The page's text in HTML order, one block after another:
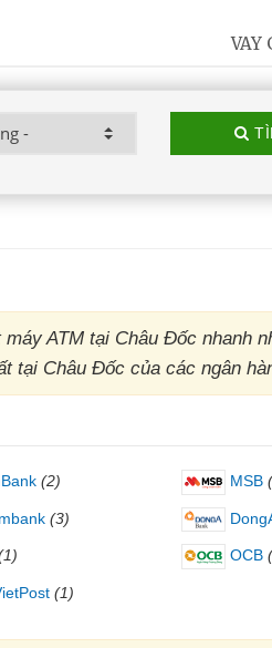
ATM tại Châu Đốc nhanh
tại Châu Đốc của các ngân
(2) MSB
(3)
OCB
(1)
VAY